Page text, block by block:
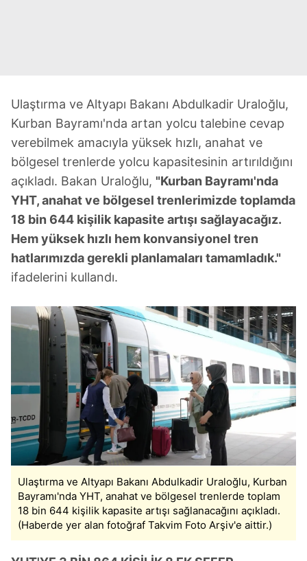
Ulaştırma ve Altyapı Bakanı Abdulkadir Uraloğlu,
Kurban Bayramı'nda artan yolcu talebine cevap
verebilmek amacıyla yüksek hızlı, anahat ve
bölgesel trenlerde yolcu kapasitesinin artırıldığını
açıkladı. Bakan Uraloğlu, "Kurban Bayramı'nda
YHT, anahat ve bölgesel trenlerimizde toplamda
18 bin 644 kişilik kapasite artışı sağlayacağız.
Hem yüksek hızlı hem konvansiyonel tren
hatlarımızda gerekli planlamaları tamamladık."
ifadelerini kullandı.
Ulaştırma ve Altyapı Bakanı Abdulkadir Uraloğlu, Kurban
Bayramı'nda YHT, anahat ve bölgesel trenlerde toplam
18 bin 644 kişilik kapasite artışı sağlanacağını açıkladı.
(Haberde yer alan fotoğraf Takvim Foto Arşiv'e aittir.)